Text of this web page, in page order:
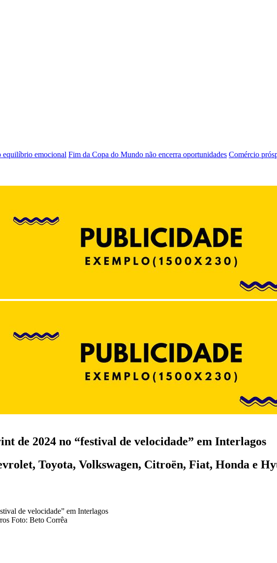
equilíbrio emocional Fim da Copa do Mundo não encerra oportunidades Comércio
de 2024 no “festival de velocidade” em Interlagos
Toyota, Volkswagen, Citroën, Fiat, Honda e
Foto: Beto Corrêa